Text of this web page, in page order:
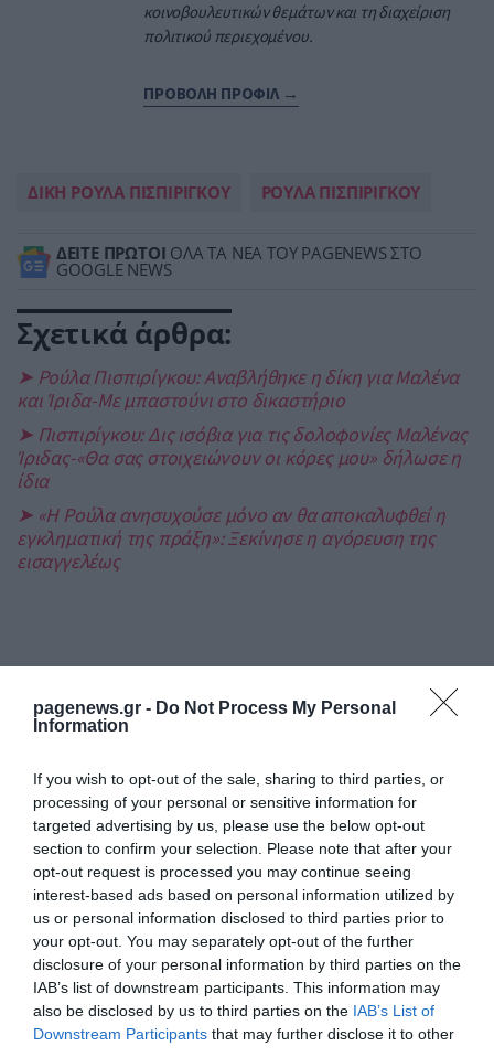
pagenews.gr - Do Not Process My Personal
Information
If you wish to opt-out of the sale, sharing to third parties, or
processing of your personal or sensitive information for
targeted advertising by us, please use the below opt-out
section to confirm your selection. Please note that after your
opt-out request is processed you may continue seeing
interest-based ads based on personal information utilized by
us or personal information disclosed to third parties prior to
your opt-out. You may separately opt-out of the further
disclosure of your personal information by third parties on the
IAB’s list of downstream participants. This information may
also be disclosed by us to third parties on the IAB’s List of
Downstream Participants that may further disclose it to other
κοινοβουλευτικών θεμάτων και τη διαχείριση
πολιτικού περιεχομένου.
ΠΡΟΒΟΛΗ ΠΡΟΦΙΛ →
ΔΙΚΗ ΡΟΥΛΑ ΠΙΣΠΙΡΙΓΚΟΥ ΡΟΥΛΑ ΠΙΣΠΙΡΙΓΚΟΥ
ΔΕΙΤΕ ΠΡΩΤΟΙ ΟΛΑ ΤΑ ΝΕΑ ΤΟΥ PAGENEWS ΣΤΟ
GOOGLE NEWS
Σχετικά άρθρα:
➤ Ρούλα Πισπιρίγκου: Αναβλήθηκε η δίκη για Μαλένα
και Ίριδα-Με μπαστούνι στο δικαστήριο
➤ Πισπιρίγκου: Δις ισόβια για τις δολοφονίες Μαλένας
Ίριδας-«Θα σας στοιχειώνουν οι κόρες μου» δήλωσε η
ίδια
➤ «Η Ρούλα ανησυχούσε μόνο αν θα αποκαλυφθεί η
εγκληματική της πράξη»: Ξεκίνησε η αγόρευση της
εισαγγελέως
ΡΟΗ ΕΙΔΗΣΕΩΝ
Μυστράς: Σε παθολογικά αίτια οφείλεται
ο θάνατος του ηλικιωμένου που βρέθηκε
σε καταψύκτη